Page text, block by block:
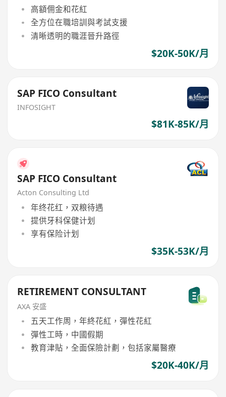
高額佣金和花紅
全方位在職培訓與考試支援
清晰透明的職涯晉升路徑
$20K-50K/月
SAP FICO Consultant
INFOSIGHT
$81K-85K/月
SAP FICO Consultant
Acton Consulting Ltd
年终花红，双粮待遇
提供牙科保健计划
享有保险计划
$35K-53K/月
RETIREMENT CONSULTANT
AXA 安盛
五天工作周，年終花紅，彈性花紅
彈性工時，中國假期
教育津貼，全面保險計劃，包括家屬醫療
$20K-40K/月